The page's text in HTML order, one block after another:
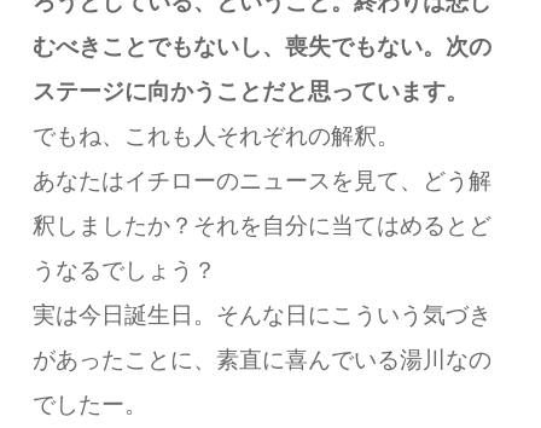
むべきことでもないし、喪失でもない。 次の
ステージに向かうことだと思っています。
でもね、これも人それぞれの解釈。
あなたはイチローのニュースを見て、
どう解
釈しましたか？ それを自分に当てはめるとど
うなるでしょう？
実は今日誕生日。 そんな日にこういう気づき
があったことに、素直に喜んでいる湯川なの
でしたー。